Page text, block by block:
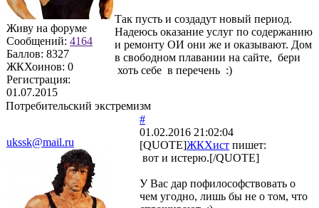
Живу на форуме
Сообщений: 4164
Баллов: 8327
ЖКХоинов: 0
Регистрация:
01.07.2015
Так пусть и создадут новый период.
Надеюсь оказание услуг по содержанию
и ремонту ОИ они же и оказывают. Дом
в свободном плавании на сайте, бери
хоть себе в перечень :)
Потребительский экстремизм
ukssk@mail.ru
#
01.02.2016 21:02:04
[QUOTE]ЖКХист пишет:
вот и истерю.[/QUOTE]
У Вас дар пофилософствовать о
чем угодно, лишь бы не о том, что